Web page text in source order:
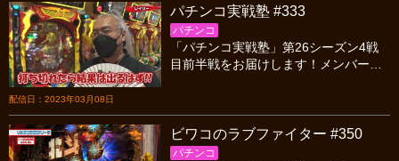
配信日：2023年03月08日
パチンコ実戦塾 #333
パチンコ
「パチンコ実戦塾」第26シーズン4戦
目前半戦をお届けします！メンバー４
きるのか?お楽しみに！
ビワコのラブファイター #350
パチンコ